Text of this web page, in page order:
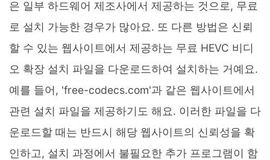
은 일부 하드웨어 제조사에서 제공하는 것으로, 무료
로 설치 가능한 경우가 많아요. 또 다른 방법은 신뢰
할 수 있는 웹사이트에서 제공하는 무료 HEVC 비디
오 확장 설치 파일을 다운로드하여 설치하는 거예요.
예를 들어, 'free-codecs.com'과 같은 웹사이트에서
관련 설치 파일을 제공하기도 해요. 이러한 파일을 다
운로드할 때는 반드시 해당 웹사이트의 신뢰성을 확
인하고, 설치 과정에서 불필요한 추가 프로그램이 함